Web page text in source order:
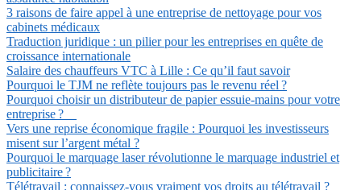
3 raisons de faire appel à une entreprise de nettoyage pour vos
cabinets médicaux
Traduction juridique : un pilier pour les entreprises en quête de
croissance internationale
Salaire des chauffeurs VTC à Lille : Ce qu’il faut savoir
Pourquoi le TJM ne reflète toujours pas le revenu réel ?
Pourquoi choisir un distributeur de papier essuie-mains pour votre
entreprise ?
Vers une reprise économique fragile : Pourquoi les investisseurs
misent sur l’argent métal ?
Pourquoi le marquage laser révolutionne le marquage industriel et
publicitaire ?
Télétravail : connaissez-vous vraiment vos droits au télétravail ?